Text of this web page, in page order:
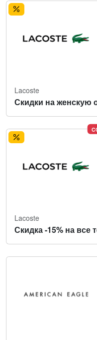
Lacoste
Скидки на женскую
Lacoste
Скидка -15% на все